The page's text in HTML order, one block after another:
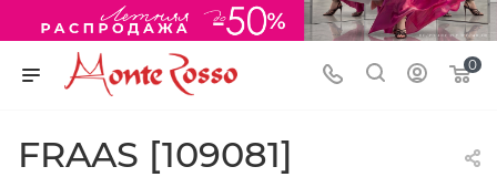
0
FRAAS [109081]